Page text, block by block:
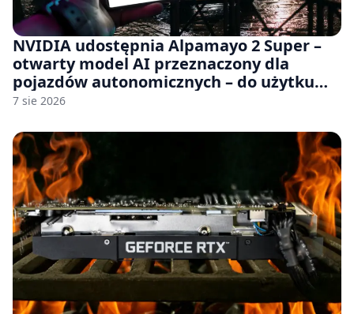
NVIDIA udostępnia Alpamayo 2 Super –
otwarty model AI przeznaczony dla
pojazdów autonomicznych – do użytku
komercyjnego
7 sie 2026